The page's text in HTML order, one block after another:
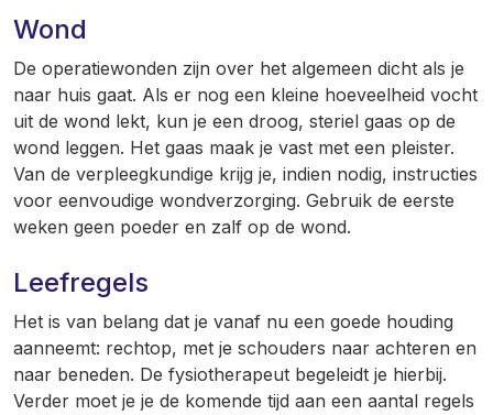
Wond
De operatiewonden zijn over het algemeen dicht als je
naar huis gaat. Als er nog een kleine hoeveelheid vocht
uit de wond lekt, kun je een droog, steriel gaas op de
wond leggen. Het gaas maak je vast met een pleister.
Van de verpleegkundige krijg je, indien nodig, instructies
voor eenvoudige wondverzorging. Gebruik de eerste
weken geen poeder en zalf op de wond.
Leefregels
Het is van belang dat je vanaf nu een goede houding
aanneemt: rechtop, met je schouders naar achteren en
naar beneden. De fysiotherapeut begeleidt je hierbij.
Verder moet je je de komende tijd aan een aantal regels